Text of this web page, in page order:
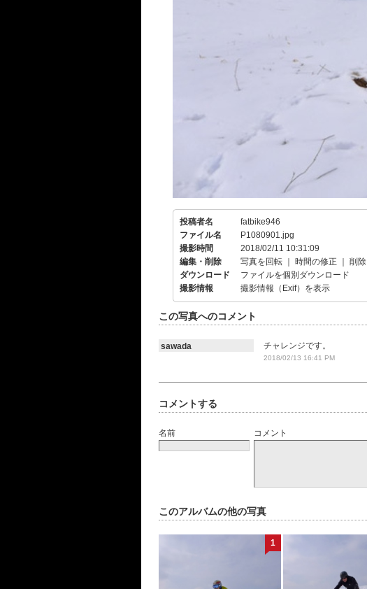
投稿者名
fatbike946
ファイル名
P1080901.jpg
撮影時間
2018/02/11 10:31:09
編集・削除
写真を回転 時間の修正
削除
ダウンロード
ファイルを個別ダウンロード
撮影情報
撮影情報（Exif）を表示
この写真へのコメント
sawada チャレンジです。
2018/02/13 16:41 PM
コメントする
名前 コメント
このアルバムの他の写真
1